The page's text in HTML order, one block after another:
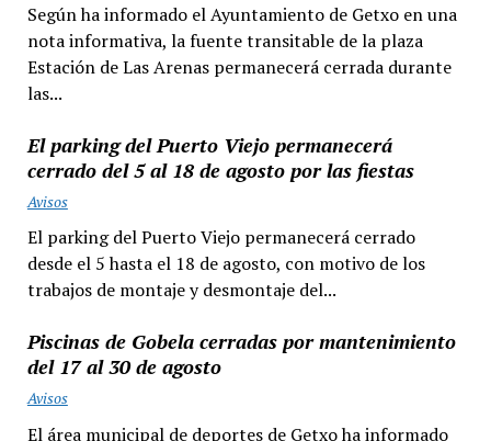
Según ha informado el Ayuntamiento de Getxo en una
nota informativa, la fuente transitable de la plaza
Estación de Las Arenas permanecerá cerrada durante
las...
El parking del Puerto Viejo permanecerá
cerrado del 5 al 18 de agosto por las fiestas
Avisos
El parking del Puerto Viejo permanecerá cerrado
desde el 5 hasta el 18 de agosto, con motivo de los
trabajos de montaje y desmontaje del...
Piscinas de Gobela cerradas por mantenimiento
del 17 al 30 de agosto
Avisos
El área municipal de deportes de Getxo ha informado